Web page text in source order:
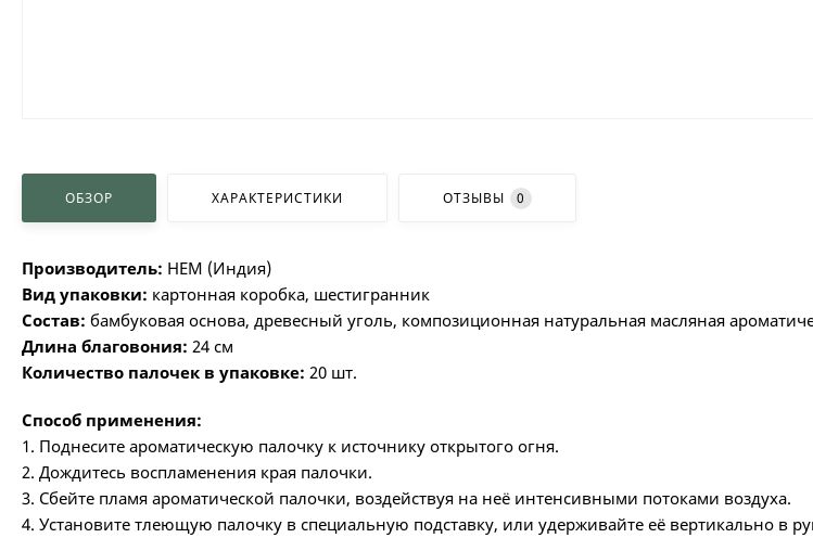
ОБЗОР ХАРАКТЕРИСТИКИ ОТЗЫВЫ 0
Производитель: HEM (Индия)
Вид упаковки: картонная коробка, шестигранник
Состав: бамбуковая основа, древесный уголь, композиционная натуральная масляная
Длина благовония: 24 см
Количество палочек в упаковке: 20 шт.
Способ применения:
1. Поднесите ароматическую палочку к источнику открытого огня.
2. Дождитесь воспламенения края палочки.
3. Сбейте пламя ароматической палочки, воздействуя на неё интенсивными потоками воздуха.
4. Установите тлеющую палочку в специальную подставку, или удерживайте её вертикально в